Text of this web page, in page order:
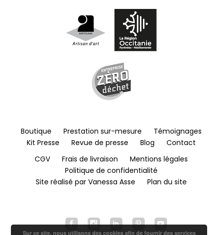
Boutique Prestation sur-mesure
Témoignages
Kit Presse
Revue de presse Blog
Contact
CGV
Frais de livraison
Mentions légales
Politique de confidentialité
Site réalisé par Vanessa Asse
Plan du site
Sur ce site, nous utilisons des cookies afin de fournir des services